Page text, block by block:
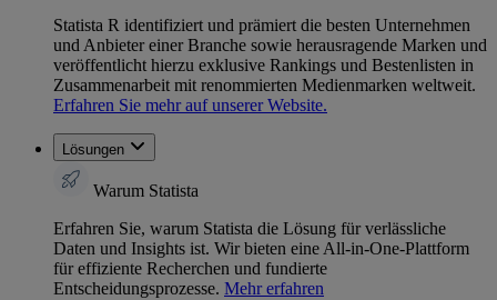
Statista R identifiziert und prämiert die besten Unternehmen
und Anbieter einer Branche sowie herausragende Marken und
veröffentlicht hierzu exklusive Rankings und Bestenlisten in
Zusammenarbeit mit renommierten Medienmarken weltweit.
Erfahren Sie mehr auf unserer Website.
Lösungen
Warum Statista
Erfahren Sie, warum Statista die Lösung für verlässliche
Daten und Insights ist. Wir bieten eine All-in-One-Plattform
für effiziente Recherchen und fundierte
Entscheidungsprozesse. Mehr erfahren